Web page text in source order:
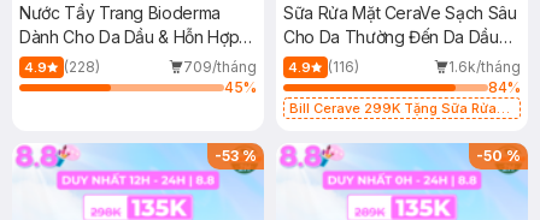
Nước Tẩy Trang Bioderma
Dành Cho Da Dầu & Hỗn Hợp
500ml
4.9 (228)
709/tháng
45%
Sữa Rửa Mặt CeraVe Sạch Sâu
Cho Da Thường Đến Da Dầu
473ml
4.9 (116)
1.6k/tháng
84%
Bill Cerave 299K Tặng Sữa Rửa
-53% -50%